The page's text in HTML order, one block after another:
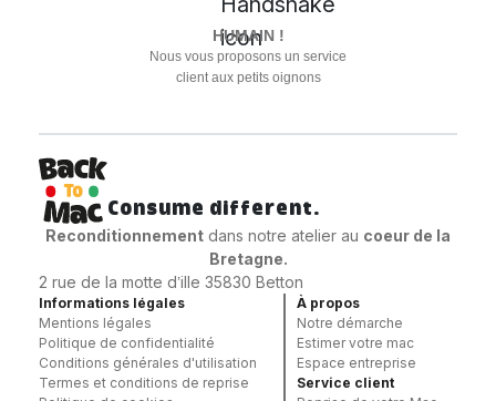
HUMAIN !
Nous vous proposons un service
client aux petits oignons
Consume different.
Reconditionnement dans notre atelier au coeur de la
Bretagne.
2 rue de la motte d’ille 35830 Betton
Informations légales
Mentions légales
Politique de confidentialité
Conditions générales d'utilisation
Termes et conditions de reprise
À propos
Notre démarche
Estimer votre mac
Espace entreprise
Service client